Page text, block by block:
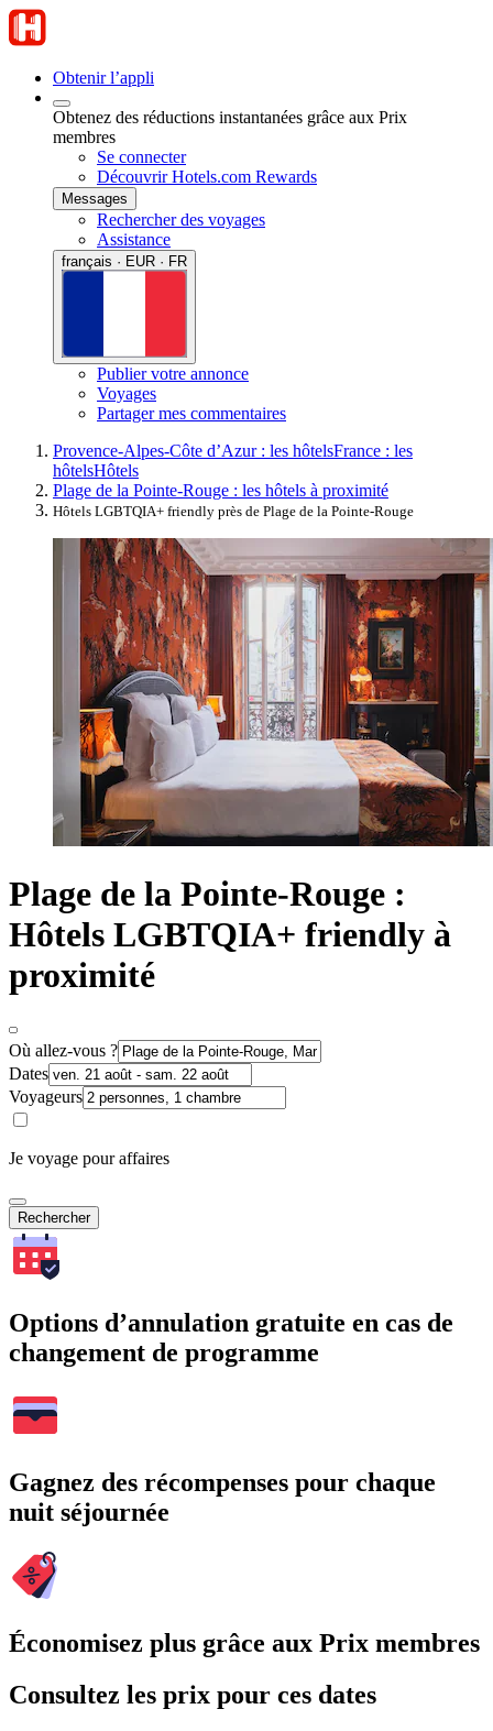
Obtenir l’appli
Obtenez des réductions instantanées grâce aux Prix
membres
Se connecter
Découvrir Hotels.com Rewards
Messages
Rechercher des voyages
Assistance
français · EUR · FR
Publier votre annonce
Voyages
Partager mes commentaires
Provence-Alpes-Côte d’Azur : les hôtelsFrance : les
hôtelsHôtels
Plage de la Pointe-Rouge : les hôtels à proximité
Hôtels LGBTQIA+ friendly près de Plage de la Pointe-Rouge
Plage de la Pointe-Rouge :
Hôtels LGBTQIA+ friendly à
proximité
Où allez-vous ?
Dates
Voyageurs
Je voyage pour affaires
Rechercher
Options d’annulation gratuite en cas de
changement de programme
Gagnez des récompenses pour chaque
nuit séjournée
Économisez plus grâce aux Prix membres
Consultez les prix pour ces dates